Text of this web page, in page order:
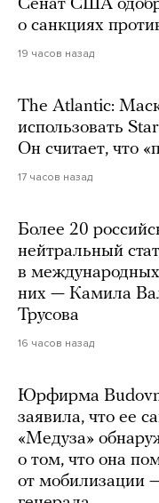
Сенат США
о санкциях
19 часов назад
The Atlantic:
использовать
Он считает, что
17 часов назад
Более 20
нейтральный
в
них — Камила
Трусова
16 часов назад
Юрфирма
заявила, что ее
«Медуза»
о том, что она
от мобилизации